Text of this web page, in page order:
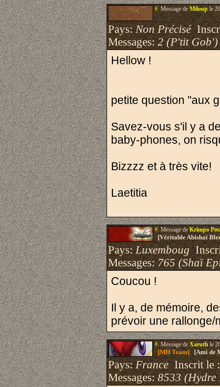
#.Message deMilouple
Pays:Non Précisé
Messages:2 (P'tit Gob')
Hellow !
petite question "aux
Savez-vous s'il y a
baby-phones, on
Bizzzz et à très vite!
Laetitia
#.Message deKrimpo
[Véritable Abishaï
Pays:Luxemboug
Messages:765 (Shaï
Coucou !
Il y a, de mémoire,
prévoir une rallonge/
#.Message deXaruthle
[MH Team][Ami de
Pays:FranceInscrit le
Messages:8533 (Hydre